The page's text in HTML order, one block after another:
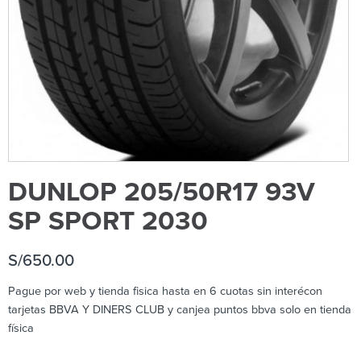
DUNLOP 205/50R17 93V
SP SPORT 2030
S/650.00
Pague por web y tienda fisica hasta en 6 cuotas sin interécon
tarjetas BBVA Y DINERS CLUB y canjea puntos bbva solo en tienda
física